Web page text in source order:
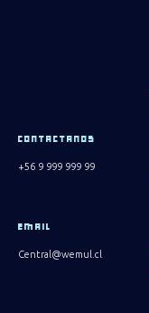
CONTACTANOS
+56 9 999 999 99
EMAIL
Central@wemul.cl